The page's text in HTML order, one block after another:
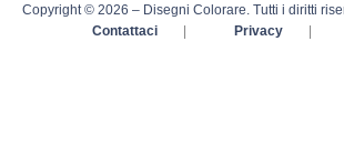
Copyright © 2026 – Disegni Colorare. Tutti i diritti
Contattaci
| Privacy |